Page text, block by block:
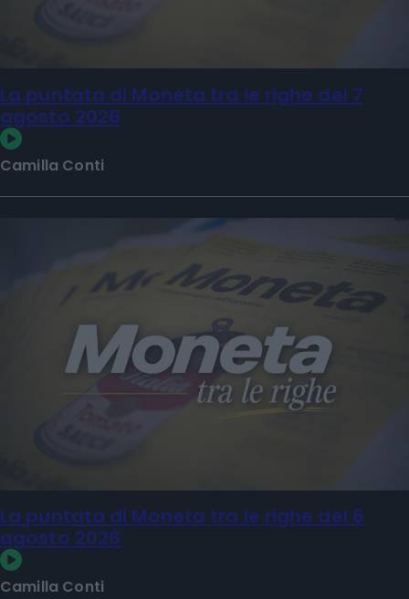
La puntata di Moneta tra le righe del 7
agosto 2026
Camilla Conti
La puntata di Moneta tra le righe del 6
agosto 2026
Camilla Conti